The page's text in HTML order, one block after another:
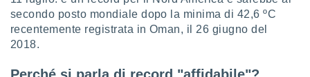
quali la
su
e
secondo posto mondiale dopo la minima di 42,6 ºC
recentemente registrata in Oman, il 26 giugno del
2018.